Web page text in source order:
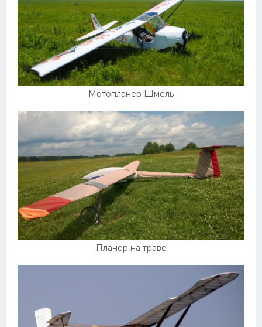
Мотопланер Шмель
Планер на траве
Шкода
Вертолеты
Мазда
Самокаты
Рено
Прогулочные суда
Хендай
Лимузины
Камаз
Автобусы
Хонда
Кадиллак